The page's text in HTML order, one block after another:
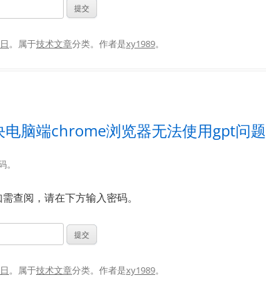
。属于技术文章分类。 作者是xy1989。
电脑端chrome浏览器无法使用gpt问题
查阅，请在下方输入密码。
。属于技术文章分类。 作者是xy1989。